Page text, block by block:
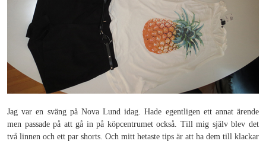
Jag var en sväng på Nova Lund idag. Hade egentligen ett annat ärende
men passade på att gå in på köpcentrumet också. Till mig själv blev det
två linnen och ett par shorts. Och mitt hetaste tips är att ha dem till klackar